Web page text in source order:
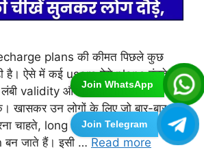
Join WhatsApp
Join Telegram
plans की कीमत पिछले कुछ
है। ऐसे में कई users ऐसे plans ढूंढते हैं
validity और basic internet
उन लोगों के लिए जो बार-बार
चाहते, long validity plans एक
जाते हैं। इसी … Read more